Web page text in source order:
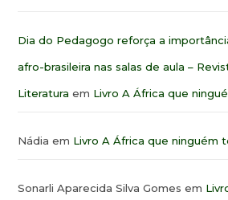
Dia do Pedagogo reforça a
afro-brasileira nas salas de aula –
Literatura em Livro A África que
Nádia em Livro A África que ninguém
Sonarli Aparecida Silva Gomes em